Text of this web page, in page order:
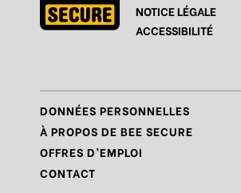
RègleN°5 – Se protéger du piratage
RègleN°7 – Réagir et signaler
Règle N°8 – Protéger sa vie privée
RègleN°9 – Savoir s’accorder une pause
NOTICE LÉGALE
ACCESSIBILITÉ
DONNÉES PERSONNELLES
À PROPOS DE BEE SECURE
OFFRES D’EMPLOI
CONTACT